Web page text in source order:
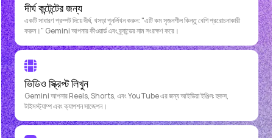
দীর্ঘ কন্টেন্টের জন্য
একটি সাধারণ প্রম্পট দিয়ে দীর্ঘ, খসড়া পুনর্লিখন করুন: "এটি কম সৃজনশীল কিন্তু বেশি প্ররোচনাকারী
করুন।" Gemini আপনার কীওয়ার্ড এবং ব্র্যান্ডের নাম সংরক্ষণ করে।
ভিডিও স্ক্রিপ্ট লিখুন
Gemini আপনার Reels, Shorts, এবং YouTube এর জন্য আইডিয়া ইঞ্জিন: হুকস,
টাইমস্ট্যাম্প এবং ক্যাপশন সাজেশন।